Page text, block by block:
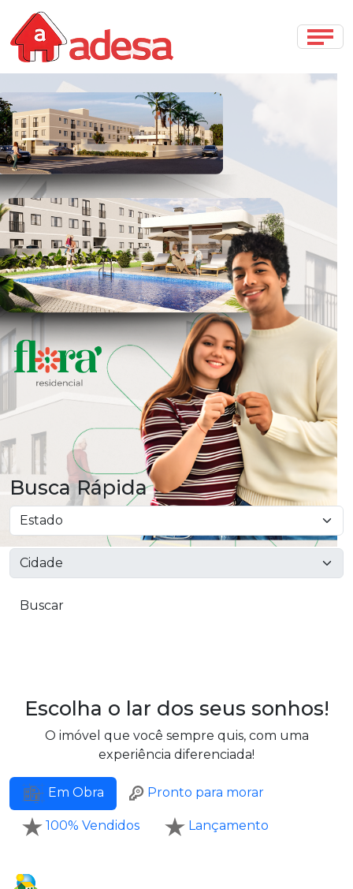
Busca Rápida
Buscar
Escolha o lar dos seus sonhos!
O imóvel que você sempre quis, com uma
experiência diferenciada!
Em Obra Pronto para morar
100% Vendidos Lançamento